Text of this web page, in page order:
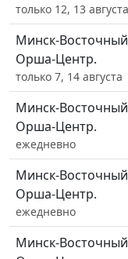
только 12, 13 августа
Минск-
Орша-Центр.
только 7, 14 августа
Минск-
Орша-Центр.
ежедневно
Минск-
Орша-Центр.
ежедневно
Минск-